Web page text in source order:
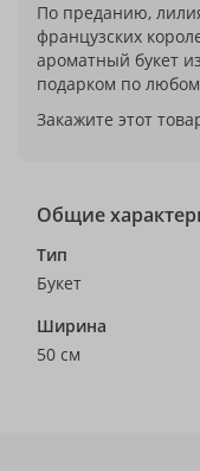
По преданию,
французских
ароматный букет
подарком по
Закажите этот
Общие
Тип
Букет
Ширина
50 см